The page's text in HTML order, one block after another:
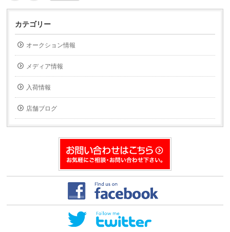
ク
て
友
達
へ
メ
ー
で
送
信
(新
し
い
ィ
ド
ウ
ク
て
印
刷
(新
し
い
ィ
ン
ド
ウ
で
開
ま
カテゴリー
オークション情報
メディア情報
入荷情報
店舗ブログ